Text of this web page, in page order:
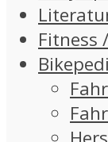
Fitness